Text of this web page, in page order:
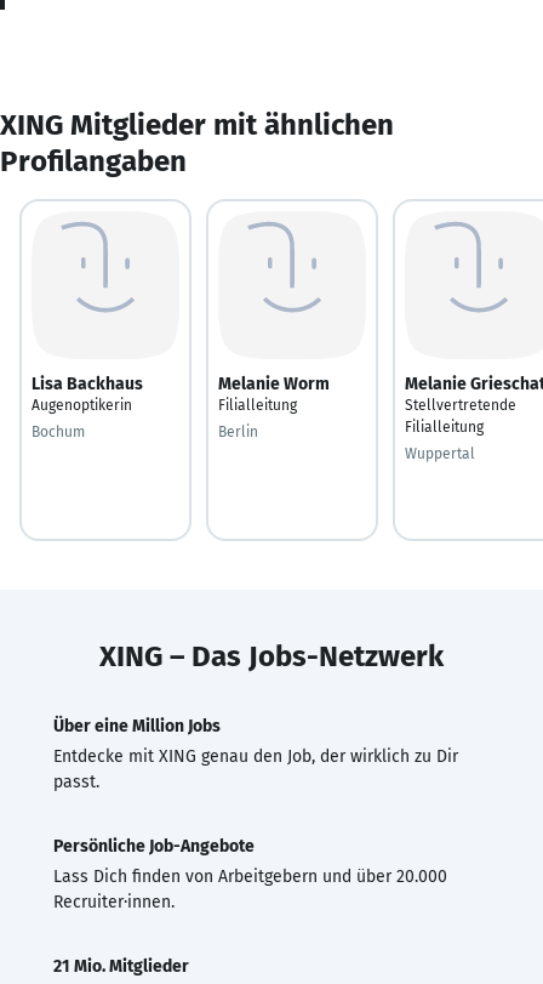
XING Mitglieder mit ähnlichen
Profilangaben
Lisa Backhaus
Augenoptikerin
Bochum
Melanie Worm
Filialleitung
Berlin
Melanie
Stellvertretende
Filialleitung
Wuppertal
XING – Das Jobs-Netzwerk
Über eine Million Jobs
Entdecke mit XING genau den Job, der wirklich zu Dir
passt.
Persönliche Job-Angebote
Lass Dich finden von Arbeitgebern und über 20.000
Recruiter·innen.
21 Mio. Mitglieder